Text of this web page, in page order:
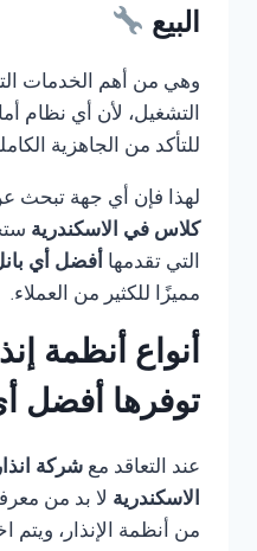
البيع
وهي من أهم الخدمات
التشغيل، لأن أي نظام
للتأكد من الجاهزية
لهذا فإن أي جهة تبحث
كلاس في الاسكندرية
التي تقدمها أفضل أي
مميزًا للكثير من العملاء.
أنواع أنظمة
توفرها أفضل
عند التعاقد مع شركة
الاسكندرية لا بد من
من أنظمة الإنذار، ويتم